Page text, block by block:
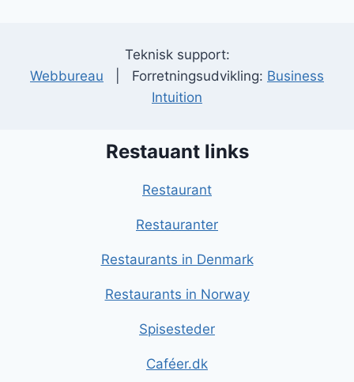
Teknisk support:
Webbureau | Forretningsudvikling: Business
Intuition
Restauant links
Restaurant
Restauranter
Restaurants in Denmark
Restaurants in Norway
Spisesteder
Caféer.dk